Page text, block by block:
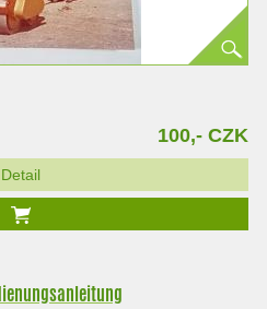
100,- CZK
Detail